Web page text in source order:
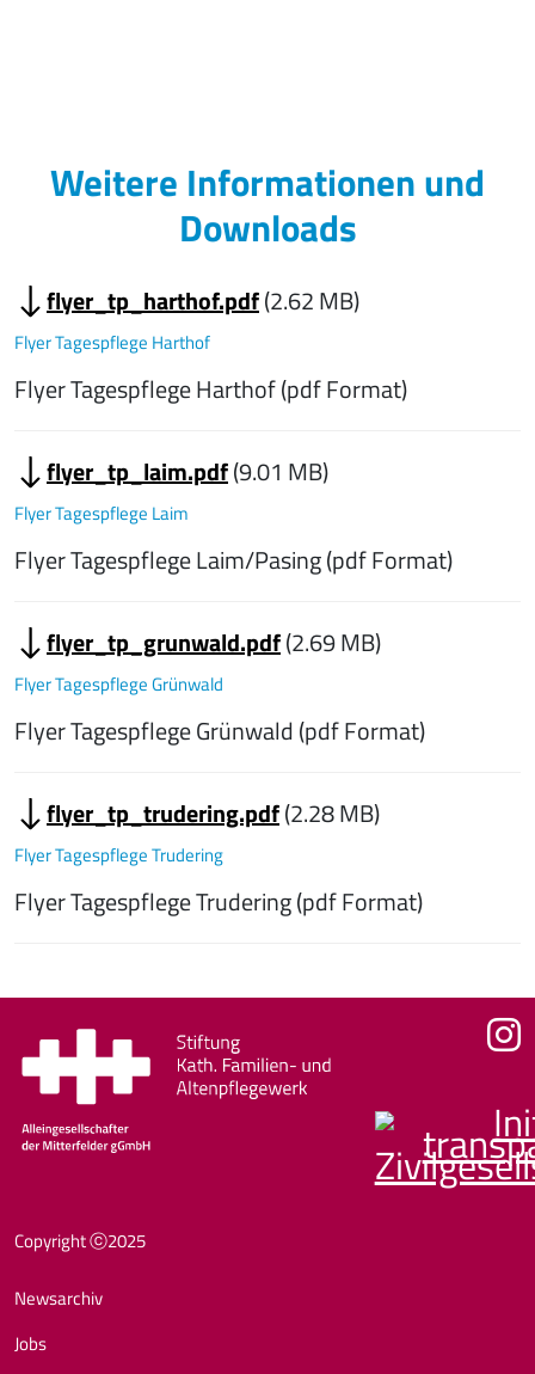
Weitere Informationen und
Downloads
flyer_tp_harthof.pdf(2.62 MB)
Flyer Tagespflege Harthof
Flyer Tagespflege Harthof (pdf Format)
flyer_tp_laim.pdf(9.01 MB)
Flyer Tagespflege Laim
Flyer Tagespflege Laim/Pasing (pdf Format)
flyer_tp_grunwald.pdf(2.69 MB)
Flyer Tagespflege Grünwald
Flyer Tagespflege Grünwald (pdf Format)
flyer_tp_trudering.pdf(2.28 MB)
Flyer Tagespflege Trudering
Flyer Tagespflege Trudering (pdf Format)
Fußzeile
Copyright ⓒ2025
Newsarchiv
Jobs